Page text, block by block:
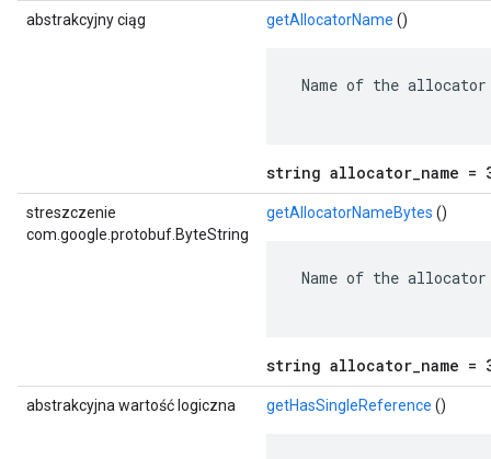
abstrakcyjny ciąg getAllocatorName ()
Name of the allocator
string allocator_name =
streszczenie
com.google.protobuf.ByteString
getAllocatorNameBytes ()
Name of the allocator
string allocator_name =
abstrakcyjna wartość logiczna getHasSingleReference ()